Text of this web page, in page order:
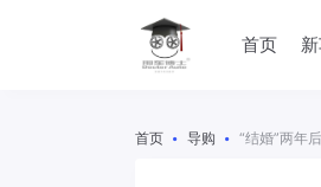
首页
首页 导购 ​“结婚”两年